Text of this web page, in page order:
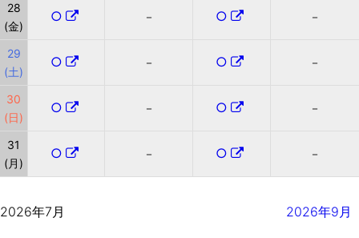
28
(金)
○ － ○ －
29
(土)
○ － ○ －
30
(日)
○ － ○ －
31
(月)
○ － ○ －
2026年7月 2026年9月